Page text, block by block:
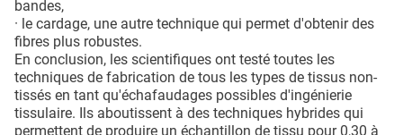
bandes,
· le cardage, une autre technique qui permet d'obtenir des
fibres plus robustes.
En conclusion, les scientifiques ont testé toutes les
techniques de fabrication de tous les types de tissus non-
tissés en tant qu'échafaudages possibles d'ingénierie
tissulaire. Ils aboutissent à des techniques hybrides qui
permettent de produire un échantillon de tissu pour 0,30 à